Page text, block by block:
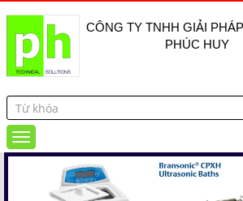
CÔNG TY TNHH GIẢI
PHÚC HUY